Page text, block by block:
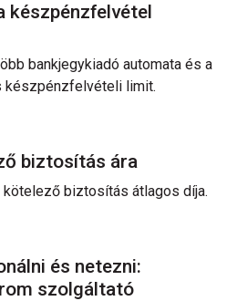
készpénzfelvétel
bankjegykiadó automata és a
készpénzfelvételi limit.
biztosítás ára
biztosítás átlagos díja.
és netezni:
szolgáltató